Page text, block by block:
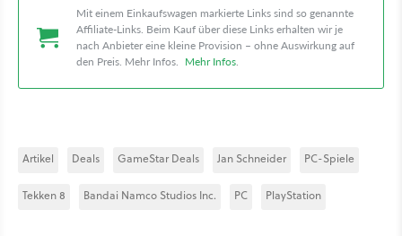
Mit einem Einkaufswagen markierte Links sind so genannte
Affiliate-Links. Beim Kauf über diese Links erhalten wir je
nach Anbieter eine kleine Provision – ohne Auswirkung auf
den Preis. Mehr Infos. Mehr Infos.
Artikel Deals GameStar Deals Jan Schneider PC-Spiele
Tekken 8 Bandai Namco Studios Inc. PC PlayStation